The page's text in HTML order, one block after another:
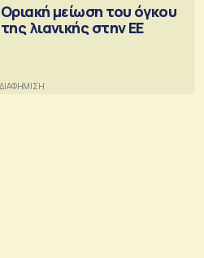
Οριακή μείωση του όγκου
της λιανικής στην ΕΕ